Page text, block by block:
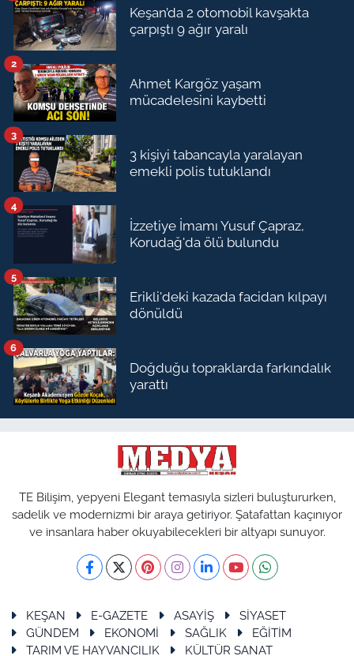
Keşan’da 2 otomobil kavşakta
çarpıştı 9 ağır yaralı
Ahmet Kargöz yaşam
mücadelesini kaybetti
2
3 kişiyi tabancayla yaralayan
emekli polis tutuklandı
3
İzzetiye İmamı Yusuf Çapraz,
Korudağ'da ölü bulundu
4
Erikli'deki kazada facidan kılpayı
dönüldü
5
Doğduğu topraklarda farkındalık
yarattı
6
TE Bilişim, yepyeni Elegant temasıyla sizleri buluştururken,
sadelik ve modernizmi bir araya getiriyor. Şatafattan kaçınıyor
ve insanlara haber okuyabilecekleri bir altyapı sunuyor.
KEŞAN E-GAZETE ASAYİŞ
SİYASET
GÜNDEM
EKONOMİ SAĞLIK
EĞİTİM
TARIM VE HAYVANCILIK
KÜLTÜR SANAT